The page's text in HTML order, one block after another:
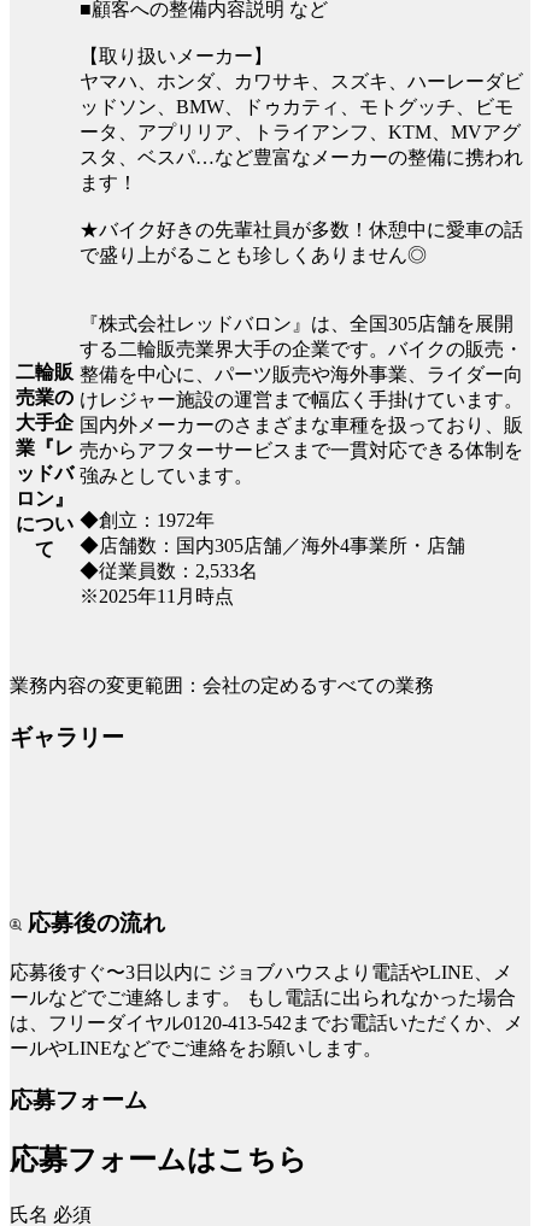
■顧客への整備内容説明 など
【取り扱いメーカー】
ヤマハ、ホンダ、カワサキ、スズキ、ハーレーダビ
ッドソン、BMW、ドゥカティ、モトグッチ、ビモ
ータ、アプリリア、トライアンフ、KTM、MVアグ
スタ、ベスパ…など豊富なメーカーの整備に携われ
ます！
★バイク好きの先輩社員が多数！休憩中に愛車の話
で盛り上がることも珍しくありません◎
二輪販
売業の
大手企
業『レ
ッドバ
ロン』
につい
て
『株式会社レッドバロン』は、全国305店舗を展開
する二輪販売業界大手の企業です。バイクの販売・
整備を中心に、パーツ販売や海外事業、ライダー向
けレジャー施設の運営まで幅広く手掛けています。
国内外メーカーのさまざまな車種を扱っており、販
売からアフターサービスまで一貫対応できる体制を
強みとしています。
◆創立：1972年
◆店舗数：国内305店舗／海外4事業所・店舗
◆従業員数：2,533名
※2025年11月時点
業務内容の変更範囲：会社の定めるすべての業務
ギャラリー
応募後の流れ
応募後すぐ〜3日以内に ジョブハウスより電話やLINE、メ
ールなどでご連絡します。
もし電話に出られなかった場合
は、フリーダイヤル0120-413-542までお電話いただくか、メ
ールやLINEなどでご連絡をお願いします。
応募フォーム
応募フォームはこちら
氏名 必須